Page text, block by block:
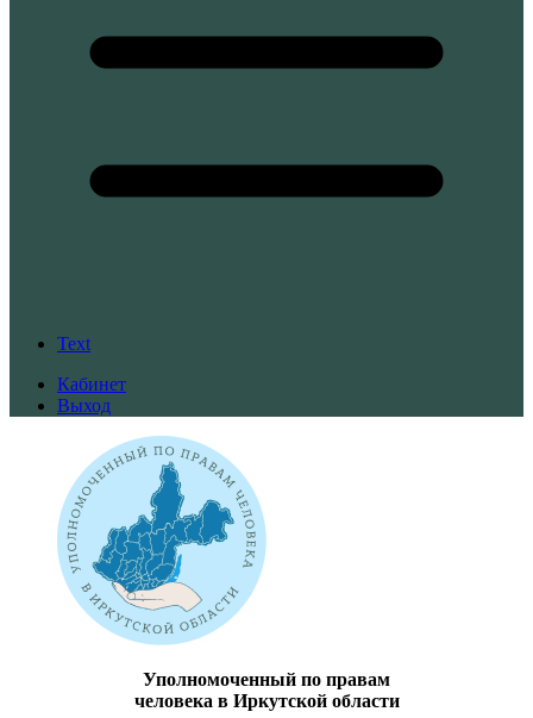
Text
Кабинет
Выход
Уполномоченный по правам
человека в Иркутской области